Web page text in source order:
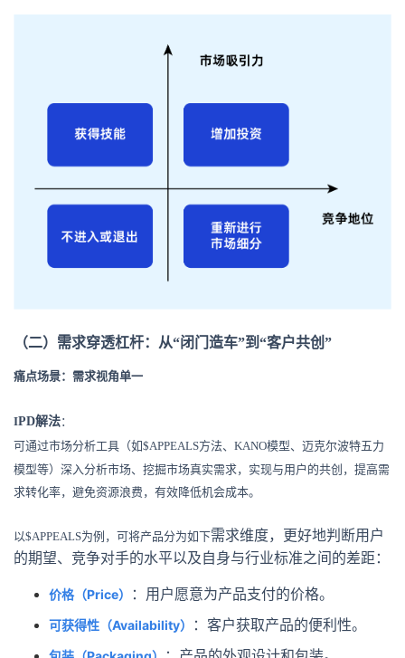
（二）需求穿透杠杆：从“闭门造车”到“客户共创”
痛点场景：需求视角单一
IPD解法：
可通过市场分析工具（如$APPEALS方法、KANO模型、迈克尔波特五力
模型等）深入分析市场、挖掘市场真实需求，实现与用户的共创，提高需
求转化率，避免资源浪费，有效降低机会成本。
以$APPEALS为例，可将产品分为如下需求维度，更好地判断用户
的期望、竞争对手的水平以及自身与行业标准之间的差距：
价格（Price）
：用户愿意为产品支付的价格。
可获得性（Availability）
：客户获取产品的便利性。